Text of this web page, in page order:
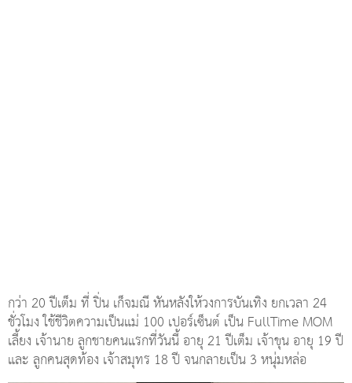
กว่า 20 ปีเต็ม ที่ ปิ่น เก็จมณี หันหลังให้วงการบันเทิง ยกเวลา 24
ชั่วโมง ใช้ชีวิตความเป็นแม่ 100 เปอร์เซ็นต์ เป็น FullTime MOM
เลี้ยง เจ้านาย ลูกชายคนแรกที่วันนี้ อายุ 21 ปีเต็ม เจ้าขุน อายุ 19 ปี
และ ลูกคนสุดท้อง เจ้าสมุทร 18 ปี จนกลายเป็น 3 หนุ่มหล่อ